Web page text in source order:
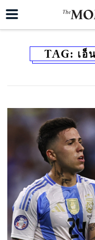
TAG: เอ็